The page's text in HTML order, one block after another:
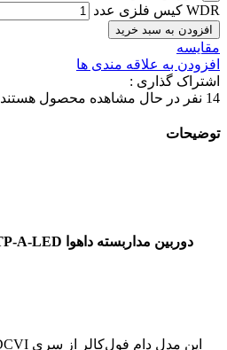
WDR کیس فلزی عدد
افزودن به سبد خرید
مقایسه
افزودن به علاقه مندی ها
اشتراک گذاری :
14 نفر در حال مشاهده محصول هستند
توضیحات
دوربین مداربسته داهوا DH-HAC-HDW1509TP-A-LED
این مدل دام فول‌کالر از سری HDCVI داهوا، با وضوح